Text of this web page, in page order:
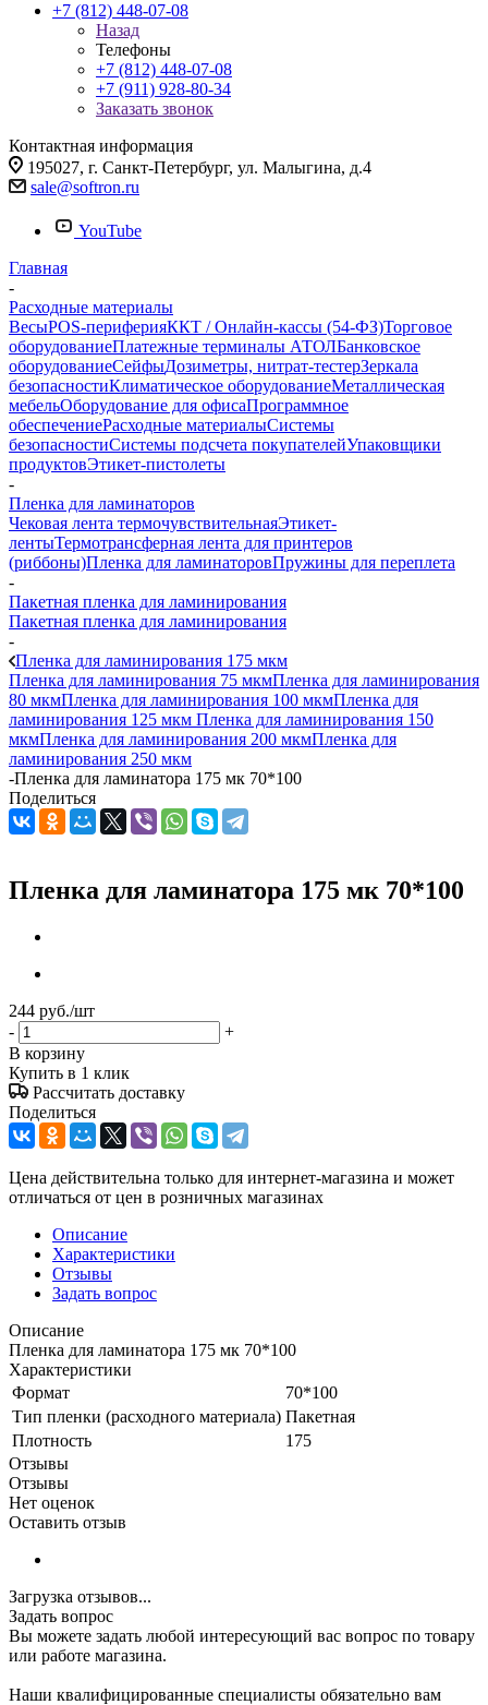
+7 (812) 448-07-08
Назад
Телефоны
+7 (812) 448-07-08
+7 (911) 928-80-34
Заказать звонок
Контактная информация
195027, г. Санкт-Петербург, ул. Малыгина, д.4
sale@softron.ru
YouTube
Главная
-
Расходные материалы
ВесыPOS-периферияККТ / Онлайн-кассы (54-ФЗ)Торговое
оборудованиеПлатежные терминалы АТОЛБанковское
оборудованиеСейфыДозиметры, нитрат-тестерЗеркала
безопасностиКлиматическое оборудованиеМеталлическая
мебельОборудование для офисаПрограммное
обеспечениеРасходные материалыСистемы
безопасностиСистемы подсчета покупателейУпаковщики
продуктовЭтикет-пистолеты
-
Пленка для ламинаторов
Чековая лента термочувствительнаяЭтикет-
лентыТермотрансферная лента для принтеров
(риббоны)Пленка для ламинаторовПружины для переплета
-
Пакетная пленка для ламинирования
Пакетная пленка для ламинирования
-
Пленка для ламинирования 175 мкм
Пленка для ламинирования 75 мкмПленка для ламинирования
80 мкмПленка для ламинирования 100 мкмПленка для
ламинирования 125 мкм Пленка для ламинирования 150
мкмПленка для ламинирования 200 мкмПленка для
ламинирования 250 мкм
-Пленка для ламинатора 175 мк 70*100
Поделиться
Пленка для ламинатора 175 мк 70*100
244 руб./шт
-
+
В корзину
Купить в 1 клик
Рассчитать доставку
Поделиться
Цена действительна только для интернет-магазина и может
отличаться от цен в розничных магазинах
Описание
Характеристики
Отзывы
Задать вопрос
Описание
Пленка для ламинатора 175 мк 70*100
Характеристики
Формат
70*100
Тип пленки (расходного материала) Пакетная
Плотность
175
Отзывы
Отзывы
Нет оценок
Оставить отзыв
Загрузка отзывов...
Задать вопрос
Вы можете задать любой интересующий вас вопрос по товару
или работе магазина.
Наши квалифицированные специалисты обязательно вам